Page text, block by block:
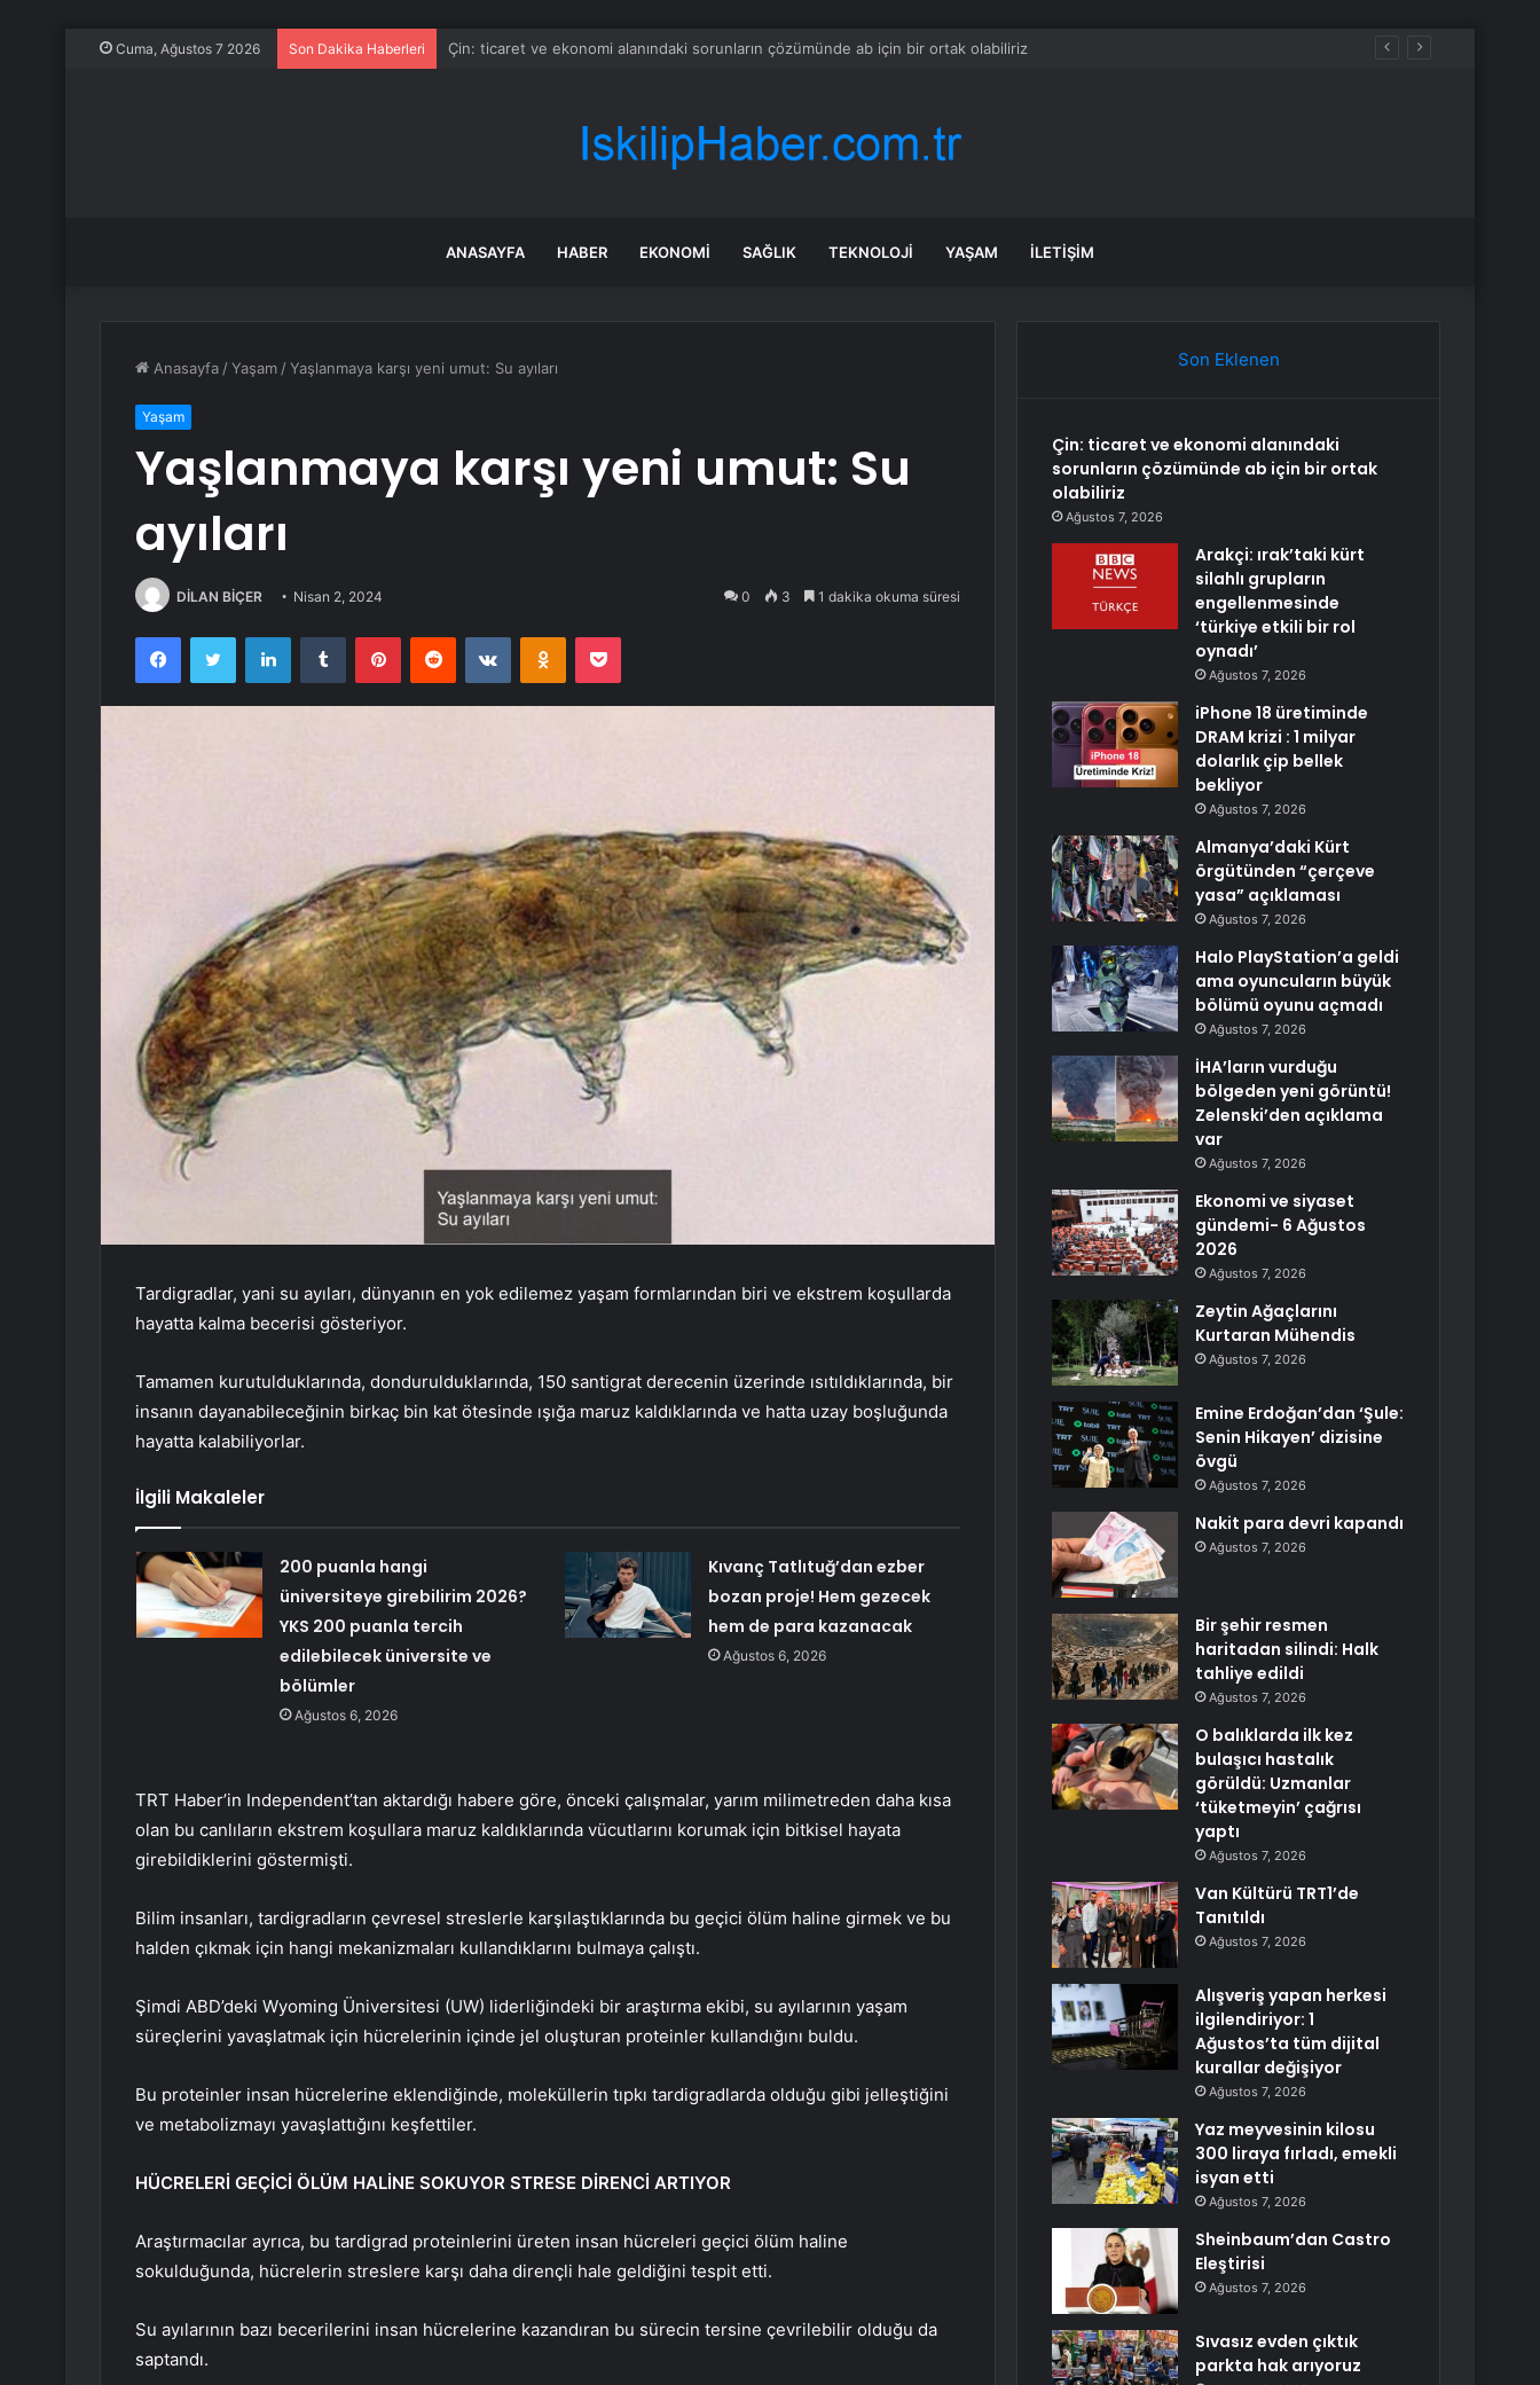
Cuma, Ağustos 7 2026 Son Dakika Haberleri Arakçi: ırak’taki kürt silahlı grupların engellenmesinde ‘türkiye etkili bir rol oynadı’
ANASAYFA HABER EKONOMI SAĞLIK TEKNOLOJI YAŞAM İLETIŞIM
Anasayfa /Yaşam /Yaşlanmaya karşı yeni umut: Su ayıları
Yaşam
Yaşlanmaya karşı yeni umut: Su
ayıları
DİLAN BİÇER Nisan 2, 2024 0 3 1 dakika okuma süresi
FacebookTwitter LinkedInTumblr PinterestReddit VKontakteOdnoklassniki
Pocket
Tardigradlar, yani su ayıları, dünyanın en yok edilemez yaşam formlarından biri ve ekstrem koşullarda
hayatta kalma becerisi gösteriyor.
Tamamen kurutulduklarında, dondurulduklarında, 150 santigrat derecenin üzerinde ısıtıldıklarında, bir
insanın dayanabileceğinin birkaç bin kat ötesinde ışığa maruz kaldıklarında ve hatta uzay boşluğunda
hayatta kalabiliyorlar.
İlgili Makaleler
200 puanla hangi
üniversiteye girebilirim 2026?
YKS 200 puanla tercih
edilebilecek üniversite ve
bölümler
Ağustos 6, 2026
Kıvanç Tatlıtuğ’dan ezber
bozan proje! Hem gezecek
hem de para kazanacak
Ağustos 6, 2026
TRT Haber’in Independent’tan aktardığı habere göre, önceki çalışmalar, yarım milimetreden daha kısa
olan bu canlıların ekstrem koşullara maruz kaldıklarında vücutlarını korumak için bitkisel hayata
girebildiklerini göstermişti.
Bilim insanları, tardigradların çevresel streslerle karşılaştıklarında bu geçici ölüm haline girmek ve bu
halden çıkmak için hangi mekanizmaları kullandıklarını bulmaya çalıştı.
Şimdi ABD’deki Wyoming Üniversitesi (UW) liderliğindeki bir araştırma ekibi, su ayılarının yaşam
süreçlerini yavaşlatmak için hücrelerinin içinde jel oluşturan proteinler kullandığını buldu.
Bu proteinler insan hücrelerine eklendiğinde, moleküllerin tıpkı tardigradlarda olduğu gibi jelleştiğini
ve metabolizmayı yavaşlattığını keşfettiler.
HÜCRELERİ GEÇİCİ ÖLÜM HALİNE SOKUYOR STRESE DİRENCİ ARTIYOR
Araştırmacılar ayrıca, bu tardigrad proteinlerini üreten insan hücreleri geçici ölüm haline
sokulduğunda, hücrelerin streslere karşı daha dirençli hale geldiğini tespit etti.
Su ayılarının bazı becerilerini insan hücrelerine kazandıran bu sürecin tersine çevrilebilir olduğu da
saptandı.
Son Eklenen
Çin: ticaret ve ekonomi alanındaki
sorunların çözümünde ab için bir ortak
olabiliriz
Ağustos 7, 2026
Arakçi: ırak’taki kürt
silahlı grupların
engellenmesinde
‘türkiye etkili bir rol
oynadı’
Ağustos 7, 2026
iPhone 18 üretiminde
DRAM krizi : 1 milyar
dolarlık çip bellek
bekliyor
Ağustos 7, 2026
Almanya’daki Kürt
örgütünden “çerçeve
yasa” açıklaması
Ağustos 7, 2026
Halo PlayStation’a geldi
ama oyuncuların büyük
bölümü oyunu açmadı
Ağustos 7, 2026
İHA’ların vurduğu
bölgeden yeni görüntü!
Zelenski’den açıklama
var
Ağustos 7, 2026
Ekonomi ve siyaset
gündemi- 6 Ağustos
2026
Ağustos 7, 2026
Zeytin Ağaçlarını
Kurtaran Mühendis
Ağustos 7, 2026
Emine Erdoğan’dan ‘Şule:
Senin Hikayen’ dizisine
övgü
Ağustos 7, 2026
Nakit para devri kapandı
Ağustos 7, 2026
Bir şehir resmen
haritadan silindi: Halk
tahliye edildi
Ağustos 7, 2026
O balıklarda ilk kez
bulaşıcı hastalık
görüldü: Uzmanlar
‘tüketmeyin’ çağrısı
yaptı
Ağustos 7, 2026
Van Kültürü TRT1’de
Tanıtıldı
Ağustos 7, 2026
Alışveriş yapan herkesi
ilgilendiriyor: 1
Ağustos’ta tüm dijital
kurallar değişiyor
Ağustos 7, 2026
Yaz meyvesinin kilosu
300 liraya fırladı, emekli
isyan etti
Ağustos 7, 2026
Sheinbaum’dan Castro
Eleştirisi
Ağustos 7, 2026
Sıvasız evden çıktık
parkta hak arıyoruz